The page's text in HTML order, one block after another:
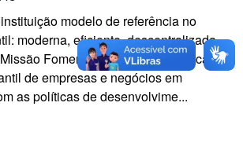
modelo de referência no
moderna, eficiente, descentralizada
Fomentar, facilitar e simplificar
de empresas e negócios em
as políticas de desenvolvime...